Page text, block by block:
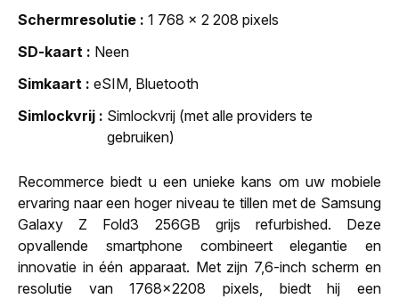
Schermresolutie
1 768 x 2 208 pixels
SD-kaart
Neen
Simkaart
eSIM, Bluetooth
Simlockvrij
Simlockvrij (met alle providers te
gebruiken)
Recommerce biedt u een unieke kans om uw mobiele
ervaring naar een hoger niveau te tillen met de Samsung
Galaxy Z Fold3 256GB grijs refurbished. Deze
opvallende smartphone combineert elegantie en
innovatie in één apparaat. Met zijn 7,6-inch scherm en
resolutie van 1768x2208 pixels, biedt hij een